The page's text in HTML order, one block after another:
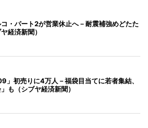
・パート2が営業休止へ－耐震補強めどたた
経済新聞）
」初売りに4万人－福袋目当てに若者集結、
」も（シブヤ経済新聞）